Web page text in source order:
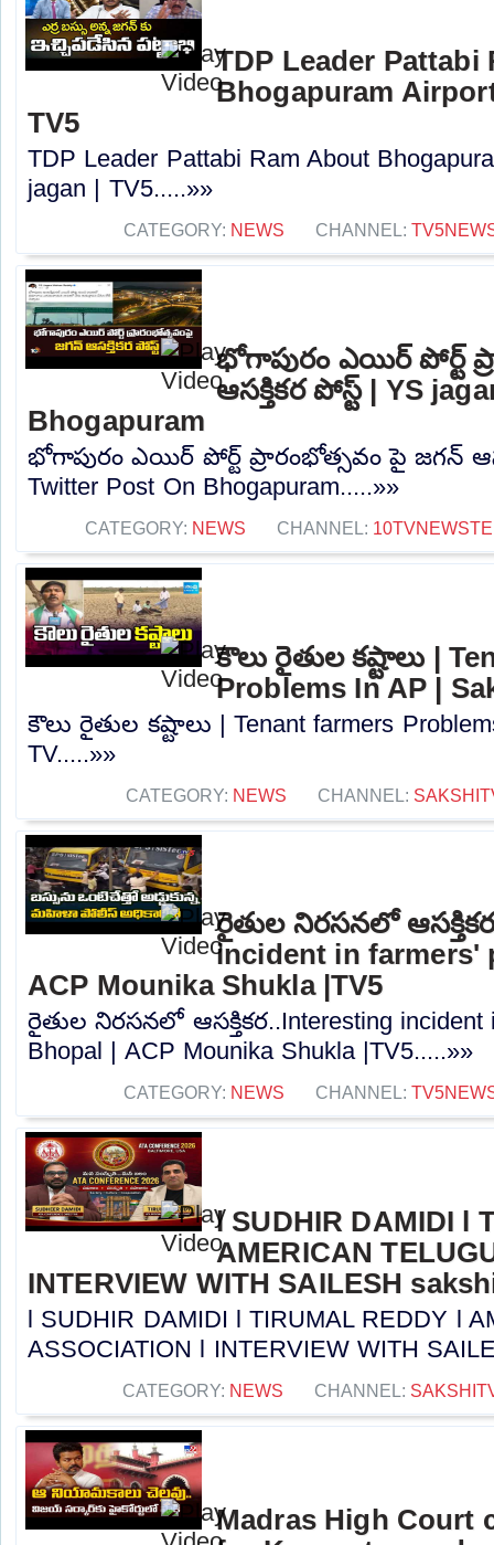
TDP Leader Pattabi
Bhogapuram
TV5
TDP Leader Pattabi Ram About
jagan | TV5.....»»
CATEGORY: NEWS CHANNEL:
భోగాపురం ఎయిర్ పోర్ట్
ఆసక్తికర పోస్ట్ | YS
Bhogapuram
భోగాపురం ఎయిర్ పోర్ట్ ప్రారంభోత్సవం పై జగన్
Twitter Post On Bhogapuram.....»»
CATEGORY: NEWS CHANNEL:
కౌలు రైతుల కష్టాలు |
Problems In AP |
కౌలు రైతుల కష్టాలు | Tenant farmers
TV.....»»
CATEGORY: NEWS CHANNEL:
రైతుల నిరసనలో
incident in farmers'
ACP Mounika Shukla |TV5
రైతుల నిరసనలో ఆసక్తికర..Interesting incident
Bhopal | ACP Mounika Shukla |TV5.....»»
CATEGORY: NEWS CHANNEL:
l SUDHIR DAMIDI l
AMERICAN
INTERVIEW WITH SAILESH
l SUDHIR DAMIDI l TIRUMAL REDDY l
ASSOCIATION l INTERVIEW WITH
CATEGORY: NEWS CHANNEL:
Madras High Court